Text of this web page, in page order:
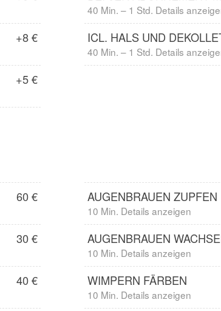
+8 €
+5 €
40 Min. – 1 Std. Details
ICL. HALS UND
40 Min. – 1 Std. Details
60 €
30 €
40 €
AUGENBRAUEN ZUPFEN
10 Min. Details anzeigen
AUGENBRAUEN
10 Min. Details anzeigen
WIMPERN FÄRBEN
10 Min. Details anzeigen